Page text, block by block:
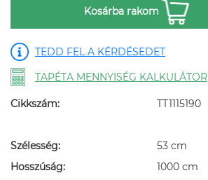
Kosárba rakom
TEDD FEL A KÉRDÉSEDET
TAPÉTA MENNYISÉG KALKULÁTOR
Cikkszám: TT1115190
Szélesség:
53 cm
Hosszúság:
1000 cm